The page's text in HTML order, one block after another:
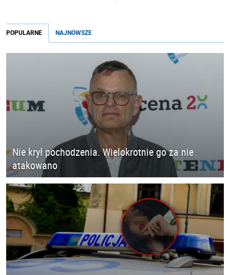
POPULARNE NAJNOWSZE
Nie krył pochodzenia. Wielokrotnie go za nie
atakowano